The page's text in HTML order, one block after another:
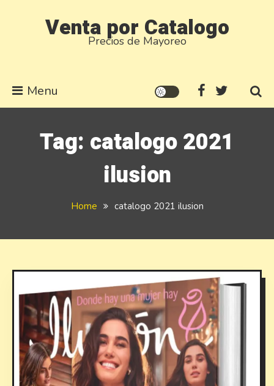
Venta por Catalogo
Precios de Mayoreo
Menu
Tag: catalogo 2021
ilusion
Home catalogo 2021 ilusion